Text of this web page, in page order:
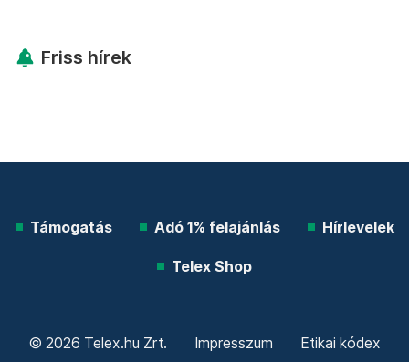
Friss hírek
Támogatás Adó 1% felajánlás Hírlevelek
Telex Shop
© 2026 Telex.hu Zrt. Impresszum Etikai kódex